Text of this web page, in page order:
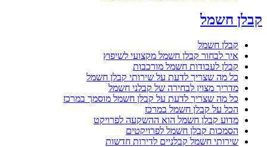
קבלן חשמל
קבלן חשמל
איך לבחור קבלן חשמל מקצועי לשיפוץ
קבלן לעבודות חשמל מורכבות
כל מה שצריך לדעת על שירותי קבלן חשמל
מדריך מצוין לבחירה של קבלני חשמל
כל מה שצריך לדעת על קבלן חשמל מוסמך במרכז
הכל על קבלן חשמל במרכז
מדוע קבלן חשמל הוא ההשקעה לפרויקט
הסמכות קבלן חשמל לפרויקטים
שירותי חשמל קבלניים לדירות חדשות